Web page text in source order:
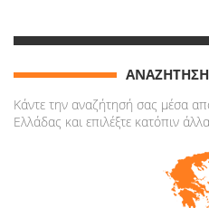
Κάντε την αναζήτησή σας μέσα
Ελλάδας και επιλέξτε κατόπιν